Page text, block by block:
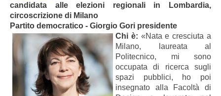
candidata alle elezioni regionali in Lombardia,
circoscrizione di Milano
Partito democratico - Giorgio Gori presidente
Chi è: «Nata e cresciuta a
Milano, laureata al
Politecnico, mi sono
occupata di ricerca sugli
spazi pubblici, ho poi
insegnato alla Facoltà di